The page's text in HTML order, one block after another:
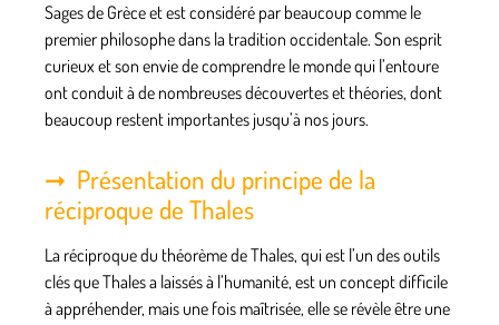
Sages de Grèceet est considéré par beaucoup comme le
premier philosophe dans la tradition occidentale. Son esprit
curieux et son envie de comprendre le monde qui l’entoure
ont conduit à de nombreuses découvertes et théories, dont
beaucoup restent importantes jusqu’à nos jours.
Présentation du principe de la
réciproque de Thales
La réciproque du théorème de Thales, qui est l’un des outils
clés que Thales a laissés à l’humanité, est un concept difficile
à appréhender, mais une fois maîtrisée, elle se révèle être une